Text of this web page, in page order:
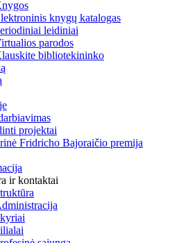
knygų katalogas
leidiniai
parodos
bibliotekininko
projektai
Fridricho Bajoraičio premija
ir kontaktai